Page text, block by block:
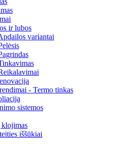
ir lubos
variantai
- Termo tinkas
sistemos
iššūkiai